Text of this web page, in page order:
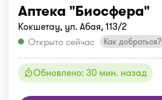
Аптека "Биосфера"
Кокшетау, ул. Абая, 113/2
Открыто сейчас
Как добраться?
Обновлено: 30 мин. назад